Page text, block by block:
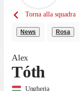
Torna alla squadra
News Rosa
Alex
Tóth
Ungheria